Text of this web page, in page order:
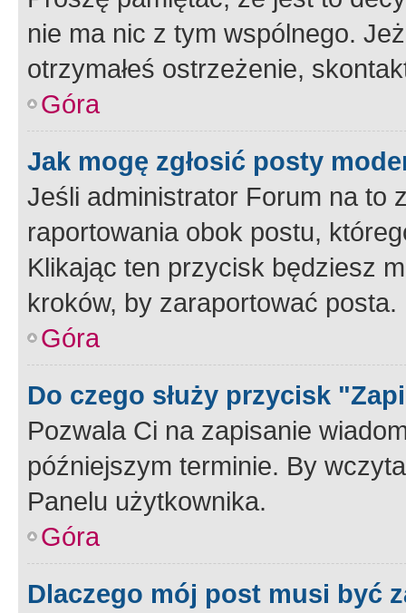
nie ma nic z tym wspólnego.
otrzymałeś ostrzeżenie,
Góra
Jak mogę zgłosić posty
Jeśli administrator Forum na to
raportowania obok postu,
Klikając ten przycisk będziesz
kroków, by zaraportować posta.
Góra
Do czego służy przycisk
Pozwala Ci na zapisanie
późniejszym terminie. By
Panelu użytkownika.
Góra
Dlaczego mój post musi być